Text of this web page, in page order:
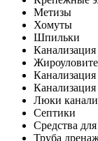
Метизы
Хомуты
Шпильки
Люки
Септики
Средства
Труба